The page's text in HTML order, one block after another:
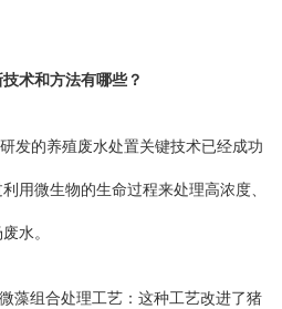
术和方法有哪些？
发的养殖废水处置关键技术已经成功
用微生物的生命过程来处理高浓度、
水。
微藻组合处理工艺：这种工艺改进了猪